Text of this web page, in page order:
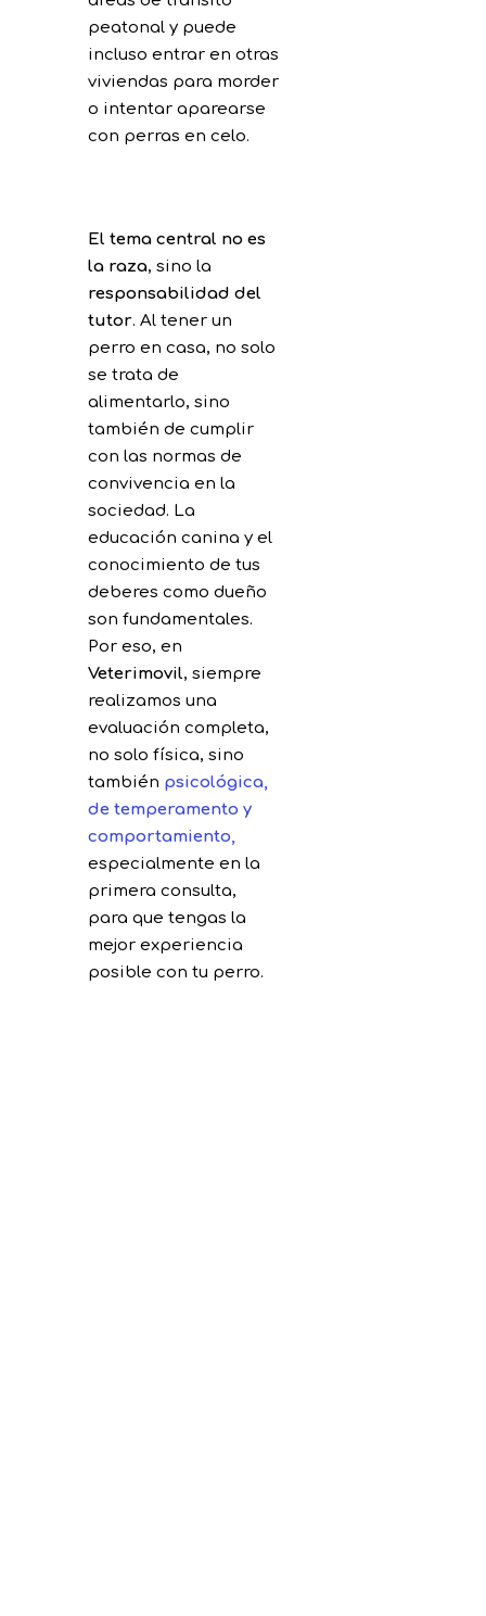
peatonal y puede
incluso entrar en otras
viviendas para morder
o intentar aparearse
con perras en celo.
El tema central no es
la raza, sino la
responsabilidad del
tutor. Al tener un
perro en casa, no solo
se trata de
alimentarlo, sino
también de cumplir
con las normas de
convivencia en la
sociedad. La
educación canina y el
conocimiento de tus
deberes como dueño
son fundamentales.
Por eso, en
Veterimovil, siempre
realizamos una
evaluación completa,
no solo física, sino
también psicológica,
de temperamento y
comportamiento,
especialmente en la
primera consulta,
para que tengas la
mejor experiencia
posible con tu perro.